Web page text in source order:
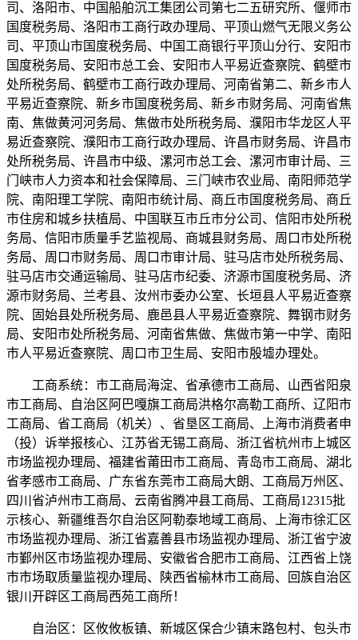
司、洛阳市、中国船舶沉工集团公司第七二五研究所、偃师市
国度税务局、洛阳市工商行政办理局、平顶山燃气无限义务公
司、平顶山市国度税务局、中国工商银行平顶山分行、安阳市
国度税务局、安阳市总工会、安阳市人平易近查察院、鹤壁市
处所税务局、鹤壁市工商行政办理局、河南省第二、新乡市人
平易近查察院、新乡市国度税务局、新乡市财务局、河南省焦
南、焦做黄河河务局、焦做市处所税务局、濮阳市华龙区人平
易近查察院、濮阳市工商行政办理局、许昌市财务局、许昌市
处所税务局、许昌市中级、漯河市总工会、漯河市审计局、三
门峡市人力资本和社会保障局、三门峡市农业局、南阳师范学
院、南阳理工学院、南阳市统计局、商丘市国度税务局、商丘
市住房和城乡扶植局、中国联互市丘市分公司、信阳市处所税
务局、信阳市质量手艺监视局、商城县财务局、周口市处所税
务局、周口市财务局、周口市审计局、驻马店市处所税务局、
驻马店市交通运输局、驻马店市纪委、济源市国度税务局、济
源市财务局、兰考县、汝州市委办公室、长垣县人平易近查察
院、固始县处所税务局、鹿邑县人平易近查察院、舞钢市财务
局、安阳市处所税务局、河南省焦做、焦做市第一中学、南阳
市人平易近查察院、周口市卫生局、安阳市殷墟办理处。
工商系统：市工商局海淀、省承德市工商局、山西省阳泉
市工商局、自治区阿巴嘎旗工商局洪格尔高勒工商所、辽阳市
工商局、省工商局（机关）、省垦区工商局、上海市消费者申
（投）诉举报核心、江苏省无锡工商局、浙江省杭州市上城区
市场监视办理局、福建省莆田市工商局、青岛市工商局、湖北
省孝感市工商局、广东省东莞市工商局大朗、工商局万州区、
四川省泸州市工商局、云南省腾冲县工商局、工商局12315批
示核心、新疆维吾尔自治区阿勒泰地域工商局、上海市徐汇区
市场监视办理局、浙江省嘉善县市场监视办理局、浙江省宁波
市鄞州区市场监视办理局、安徽省合肥市工商局、江西省上饶
市市场取质量监视办理局、陕西省榆林市工商局、回族自治区
银川开辟区工商局西苑工商所！
自治区：区攸攸板镇、新城区保合少镇末路包村、包头市